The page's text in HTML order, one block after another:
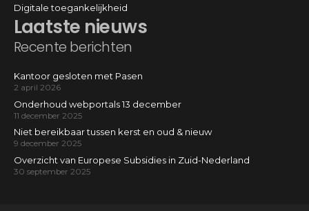
Laatste nieuws
Recente berichten
Kantoor gesloten met Pasen
2 april 2026
Onderhoud webportals 13 december
11 december 2025
Niet bereikbaar tussen kerst en oud & nieuw
9 december 2025
Overzicht van Europese Subsidies in Zuid-Nederland
30 september 2025
Digitale toegankelijkheid